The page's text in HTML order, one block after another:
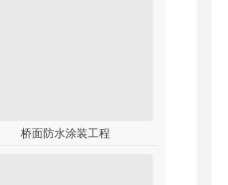
桥面防水涂装工程